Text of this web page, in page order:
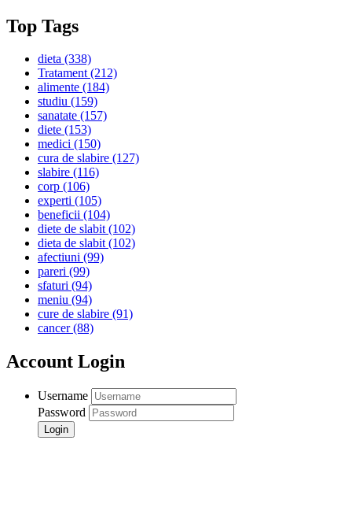
Top Tags
dieta (338)
Tratament(212)
alimente (184)
studiu (159)
sanatate (157)
diete (153)
medici (150)
cura de slabire (127)
slabire (116)
corp (106)
experti (105)
beneficii (104)
diete de slabit(102)
dieta de slabit(102)
afectiuni (99)
pareri (99)
sfaturi (94)
meniu (94)
cure de slabire (91)
cancer(88)
Account Login
Username
Password